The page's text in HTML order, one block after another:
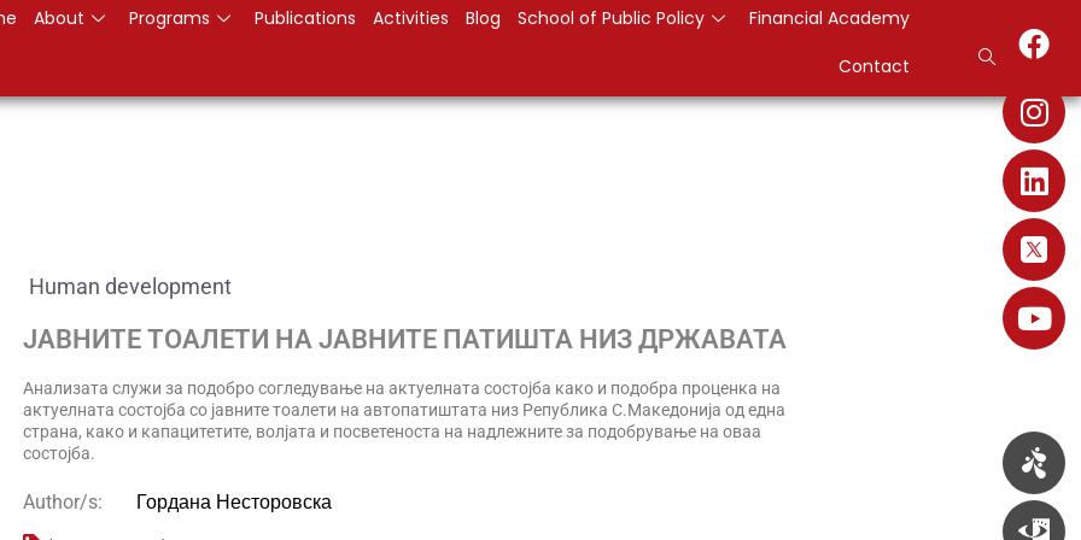
About Programs Publications Activities Blog School of Public Policy
Financial Academy
Contact
Human development
ЈАВНИТЕ ТОАЛЕТИ НА ЈАВНИТЕ ПАТИШТА НИЗ ДРЖАВАТА
Анализата служи за подобро согледување на актуелната состојба како и подобра проценка на
актуелната состојба со јавните тоалети на автопатиштата низ Република С.Македонија од една
страна, како и капацитетите, волјата и посветеноста на надлежните за подобрување на оваа
состојба.
Author/s: Гордана Несторовска